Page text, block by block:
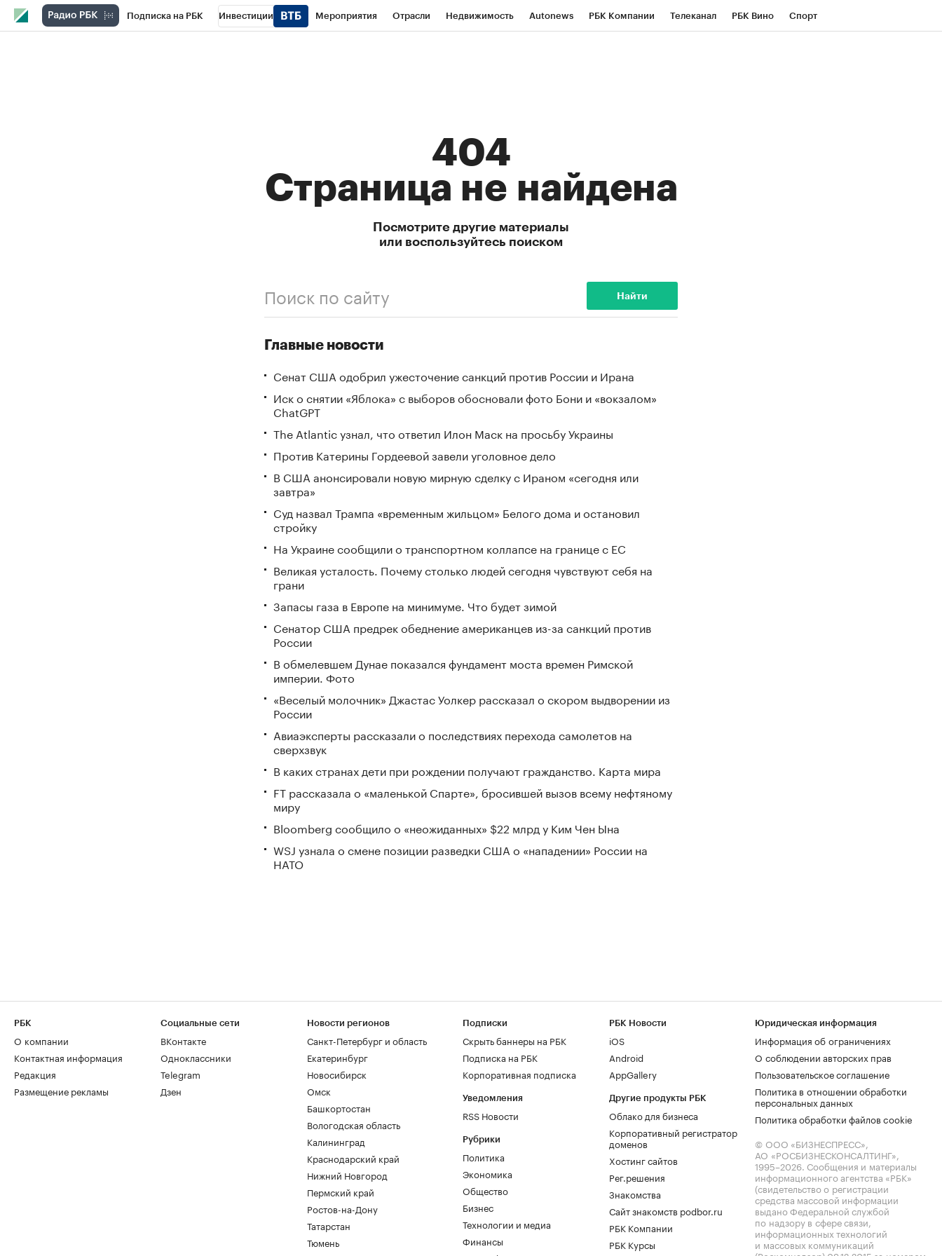
Подписка на РБК Инвестиции Мероприятия Отрасли Недвижимость Autonews РБК Компании Телеканал РБК Вино Спорт
404
Cтраницa не найдена
Посмотрите другие материалы
или воспользуйтесь поиском
Главные новости
Сенат США одобрил ужесточение санкций против России и Ирана
Иск о снятии «Яблока» с выборов обосновали фото Бони и «вокзалом»
ChatGPT
The Atlantic узнал, что ответил Илон Маск на просьбу Украины
Против Катерины Гордеевой завели уголовное дело
В США анонсировали новую мирную сделку с Ираном «сегодня или
завтра»
Суд назвал Трампа «временным жильцом» Белого дома и остановил
стройку
На Украине сообщили о транспортном коллапсе на границе с ЕС
Великая усталость. Почему столько людей сегодня чувствуют себя на
грани
Запасы газа в Европе на минимуме. Что будет зимой
Сенатор США предрек обеднение американцев из-за санкций против
России
В обмелевшем Дунае показался фундамент моста времен Римской
империи. Фото
«Веселый молочник» Джастас Уолкер рассказал о скором выдворении из
России
Авиаэксперты рассказали о последствиях перехода самолетов на
сверхзвук
В каких странах дети при рождении получают гражданство. Карта мира
FT рассказала о «маленькой Спарте», бросившей вызов всему нефтяному
миру
Bloomberg сообщило о «неожиданных» $22 млрд у Ким Чен Ына
WSJ узнала о смене позиции разведки США о «нападении» России на
НАТО
РБК
О компании
Контактная информация
Редакция
Размещение рекламы
Социальные сети
ВКонтакте
Одноклассники
Telegram
Дзен
Новости регионов
Санкт-Петербург и область
Екатеринбург
Новосибирск
Омск
Башкортостан
Вологодская область
Калининград
Краснодарский край
Нижний Новгород
Пермский край
Ростов-на-Дону
Татарстан
Тюмень
Подписки
Скрыть баннеры на РБК
Подписка на РБК
Корпоративная подписка
Уведомления
RSS Новости
Рубрики
Политика
Экономика
Общество
Бизнес
Технологии и медиа
Финансы
РБК Новости
iOS
Android
AppGallery
Другие продукты РБК
Облако для бизнеса
Корпоративный регистратор
доменов
Хостинг сайтов
Рег.решения
Знакомства
Сайт знакомств podbor.ru
РБК Компании
РБК Курсы
Юридическая информация
Информация об ограничениях
О соблюдении авторских прав
Пользовательское соглашение
Политика в отношении обработки
персональных данных
Политика обработки файлов cookie
© ООО «БИЗНЕСПРЕСС»,
АО «РОСБИЗНЕСКОНСАЛТИНГ»,
1995–2026. Сообщения и материалы
информационного агентства «РБК»
(свидетельство о регистрации
средства массовой информации
выдано Федеральной службой
по надзору в сфере связи,
информационных технологий
и массовых коммуникаций